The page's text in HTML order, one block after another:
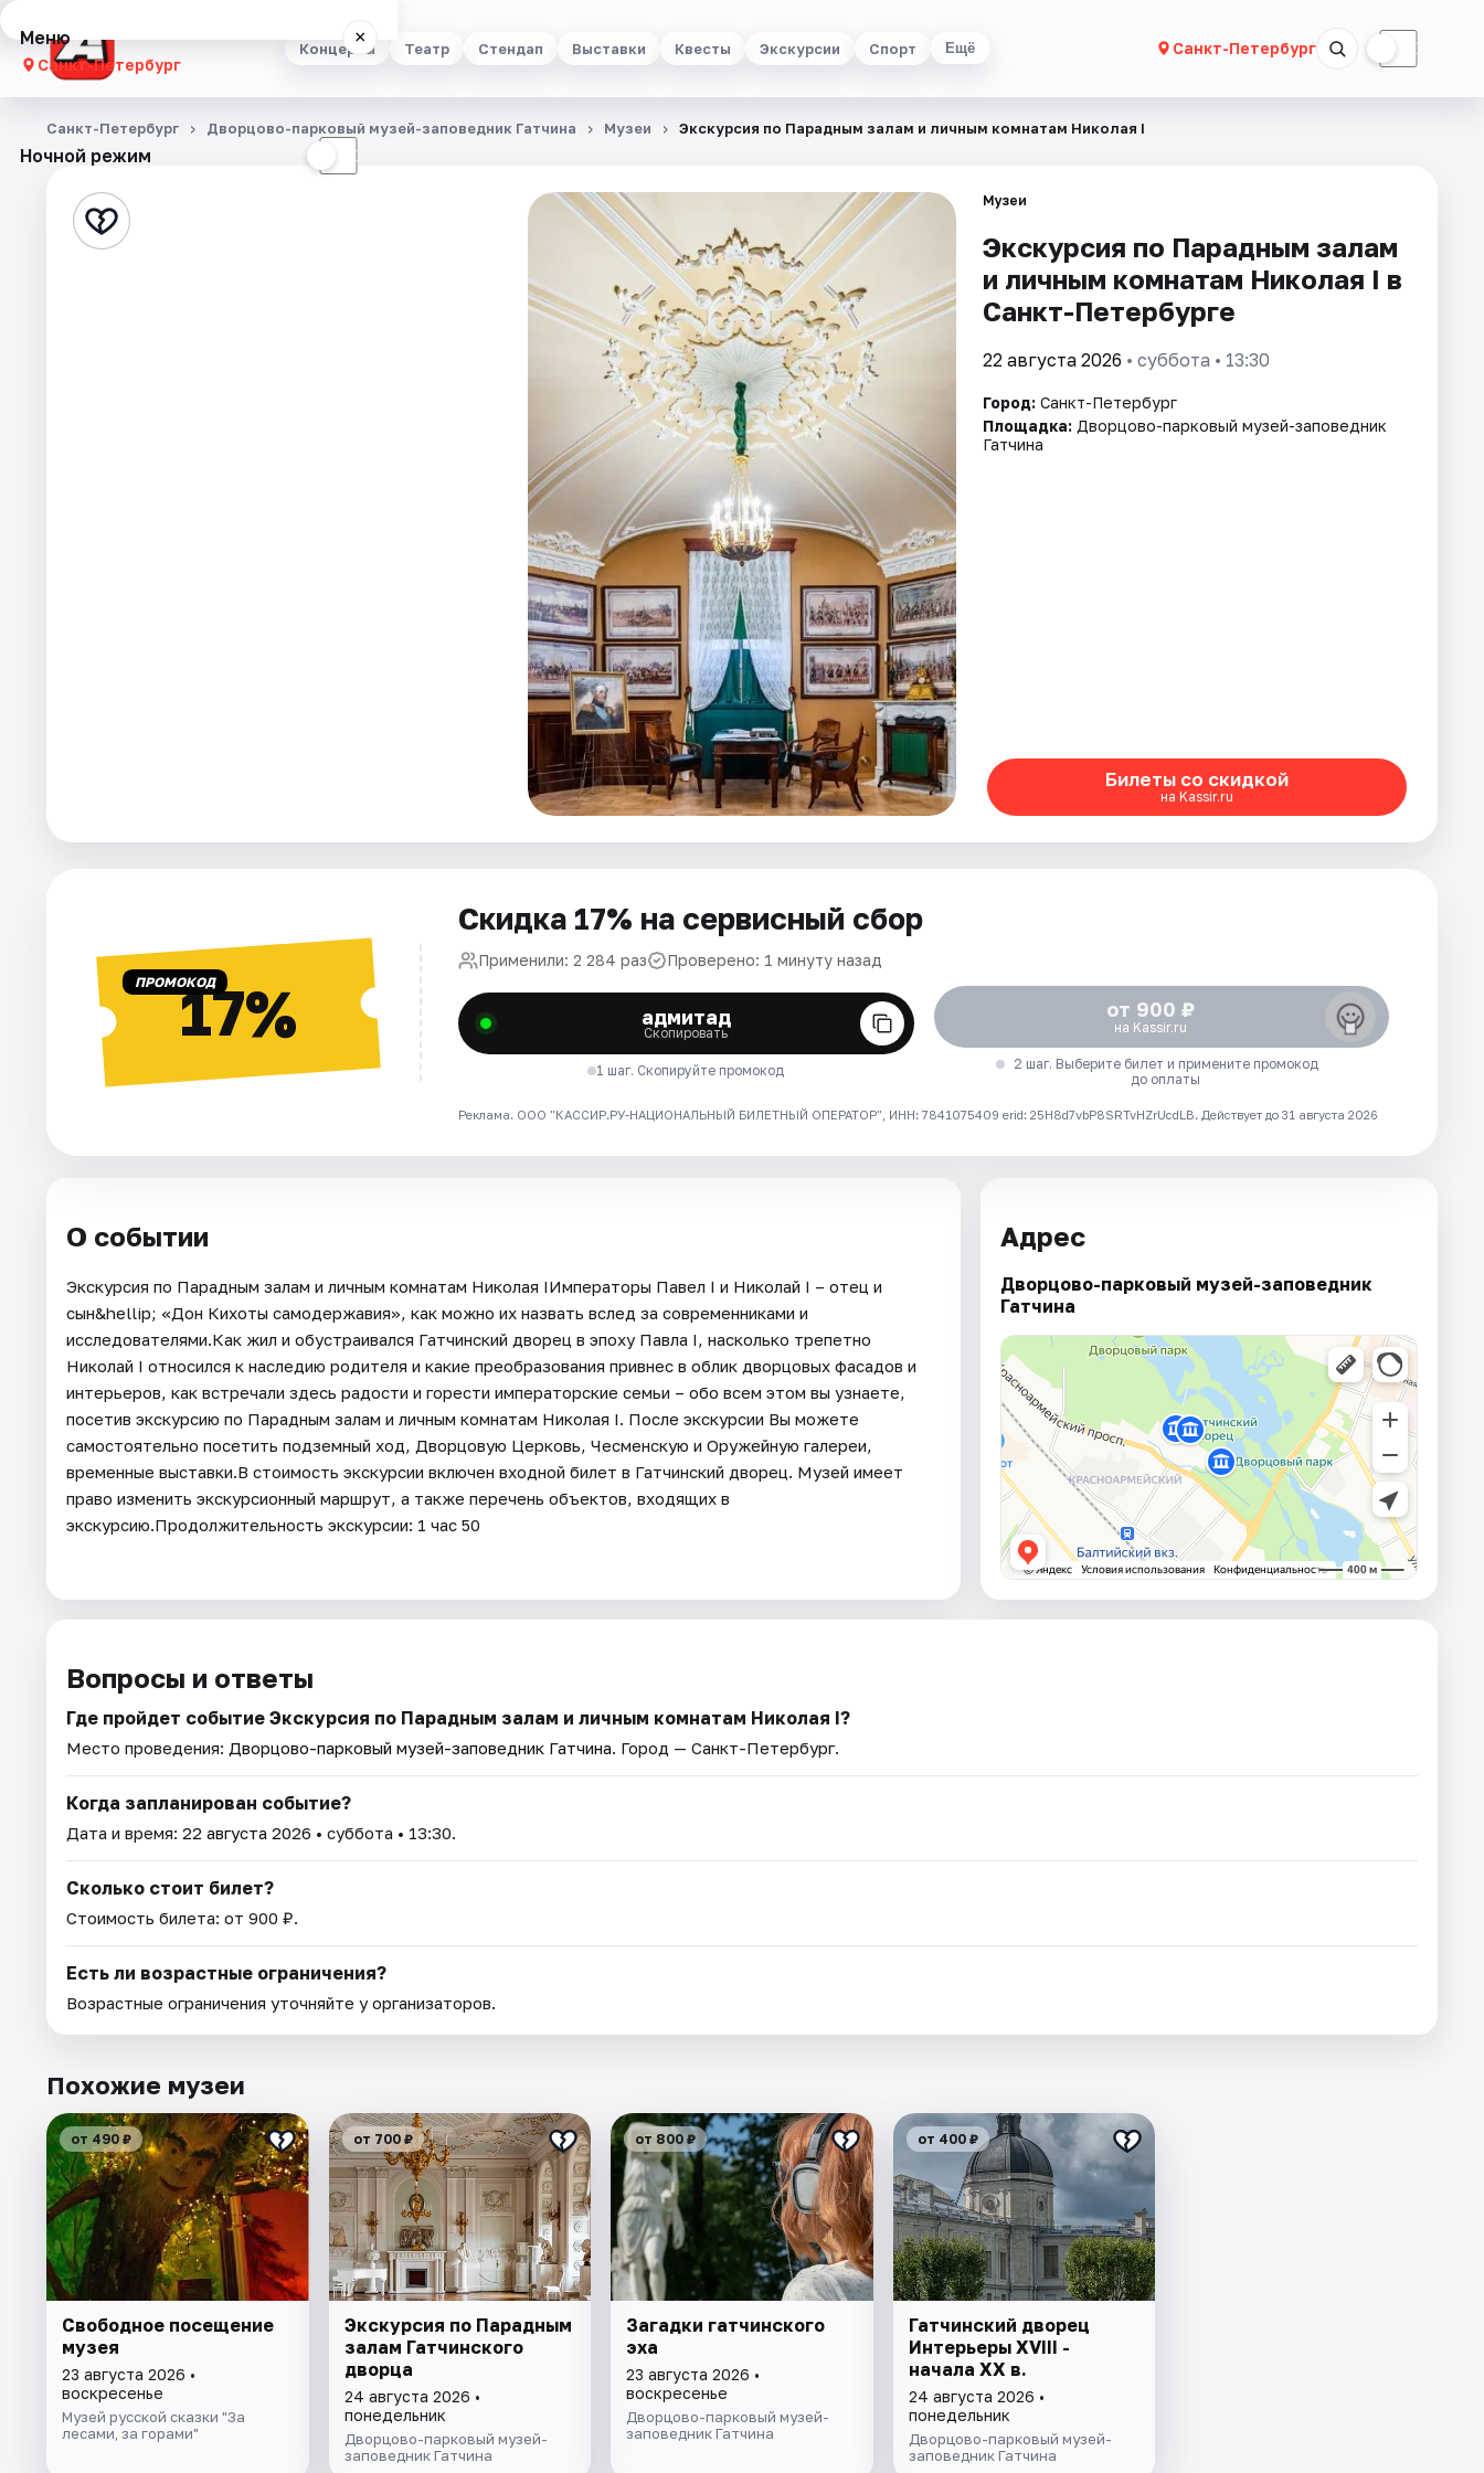
Концерты Театр Стендап Выставки Квесты Экскурсии Спорт Ещё Санкт-Петербург ☾
Меню ×
Санкт-Петербург
Концерты
Стендап
Ночной режим ☾
Санкт-Петербург Дворцово-парковый музей-заповедник Гатчина Музеи Экскурсия по Парадным залам и личным комнатам Николая I
Музеи
Экскурсия по Парадным залам
и личным комнатам Николая I в
Санкт-Петербурге
22 августа 2026 • суббота • 13:30
Город: Санкт-Петербург
Площадка: Дворцово-парковый музей-заповедник
Гатчина
Билеты со скидкой
на Kassir.ru
ПРОМОКОД17%
Скидка 17% на сервисный сбор
Применили: 2 284 раз Проверено: 1 минуту назад
адмитад
Скопировать
1 шаг. Скопируйте промокод
от 900 ₽
на Kassir.ru
2 шаг. Выберите билет и примените промокод
до оплаты
Реклама. ООО "КАССИР.РУ-НАЦИОНАЛЬНЫЙ БИЛЕТНЫЙ ОПЕРАТОР", ИНН: 7841075409 erid: 25H8d7vbP8SRTvHZrUcdLB. Действует до 31 августа 2026
О событии
Экскурсия по Парадным залам и личным комнатам Николая IИмператоры Павел I и Николай I – отец и
сын&hellip; «Дон Кихоты самодержавия», как можно их назвать вслед за современниками и
исследователями.Как жил и обустраивался Гатчинский дворец в эпоху Павла I, насколько трепетно
Николай I относился к наследию родителя и какие преобразования привнес в облик дворцовых фасадов и
интерьеров, как встречали здесь радости и горести императорские семьи – обо всем этом вы узнаете,
посетив экскурсию по Парадным залам и личным комнатам Николая I. После экскурсии Вы можете
самостоятельно посетить подземный ход, Дворцовую Церковь, Чесменскую и Оружейную галереи,
временные выставки.В стоимость экскурсии включен входной билет в Гатчинский дворец. Музей имеет
право изменить экскурсионный маршрут, а также перечень объектов, входящих в
экскурсию.Продолжительность экскурсии: 1 час 50
Адрес
Дворцово-парковый музей-заповедник
Гатчина
Вопросы и ответы
Где пройдет событие Экскурсия по Парадным залам и личным комнатам Николая I?
Место проведения: Дворцово-парковый музей-заповедник Гатчина. Город — Санкт-Петербург.
Когда запланирован событие?
Дата и время: 22 августа 2026 • суббота • 13:30.
Сколько стоит билет?
Стоимость билета: от 900 ₽.
Есть ли возрастные ограничения?
Возрастные ограничения уточняйте у организаторов.
Похожие музеи
от 490 ₽
Свободное посещение
музея
23 августа 2026 •
воскресенье
Музей русской сказки "За
лесами, за горами"
от 700 ₽
Экскурсия по Парадным
залам Гатчинского
дворца
24 августа 2026 •
понедельник
Дворцово-парковый музей-
заповедник Гатчина
от 800 ₽
Загадки гатчинского
эха
23 августа 2026 •
воскресенье
Дворцово-парковый музей-
заповедник Гатчина
от 400 ₽
Гатчинский дворец
Интерьеры ХVIII -
начала ХХ в.
24 августа 2026 •
понедельник
Дворцово-парковый музей-
заповедник Гатчина